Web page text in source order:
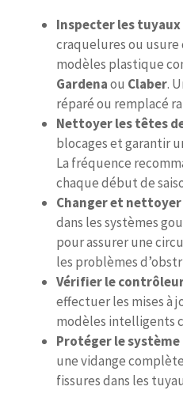
Inspecter les tuyaux
craquelures ou usure
modèles plastique
Gardenaou Claber.
réparé ou remplacé
Nettoyer les têtes
blocages et garantir
La fréquence
chaque début de
Changer et
dans les systèmes
pour assurer une
les problèmes
Vérifier le
effectuer les mises à
modèles intelligents
Protéger le
une vidange
fissures dans les